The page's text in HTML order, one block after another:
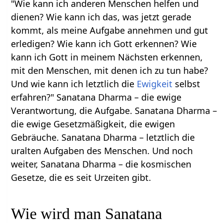
"Wie kann ich anderen Menschen helfen und
dienen? Wie kann ich das, was jetzt gerade
kommt, als meine Aufgabe annehmen und gut
erledigen? Wie kann ich Gott erkennen? Wie
kann ich Gott in meinem Nächsten erkennen,
mit den Menschen, mit denen ich zu tun habe?
Und wie kann ich letztlich die Ewigkeit selbst
erfahren?" Sanatana Dharma – die ewige
Verantwortung, die Aufgabe. Sanatana Dharma –
die ewige Gesetzmäßigkeit, die ewigen
Gebräuche. Sanatana Dharma – letztlich die
uralten Aufgaben des Menschen. Und noch
weiter, Sanatana Dharma – die kosmischen
Gesetze, die es seit Urzeiten gibt.
Wie wird man Sanatana